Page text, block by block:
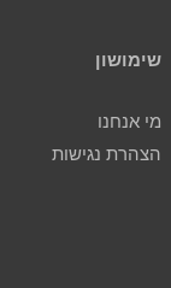
שימושון
מי אנחנו
הצהרת נגישות